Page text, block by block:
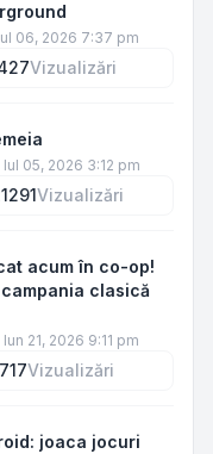
06, 2026 7:37 pm
Vizualizări
Iul 05, 2026 3:12 pm
Vizualizări
acum în co-op!
clasică
21, 2026 9:11 pm
717Vizualizări
joaca jocuri